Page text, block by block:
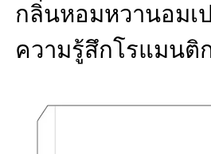
กลิ่นหอมหวานอมเ
ความรู้สึกโรแมนติ